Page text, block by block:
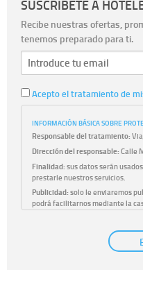
SUSCRÍBETE A
Recibe nuestras ofertas,
tenemos preparado para ti.
Acepto el tratamiento de
INFORMACIÓN BÁSICA SOBRE
Responsable del tratamiento:
Dirección del responsable:Calle
Finalidad:sus datos serán
prestarle nuestros servicios.
Publicidad:solo le enviaremos
podrá facilitarnos mediante la
únicamente
previo, que podrá facilitarnos